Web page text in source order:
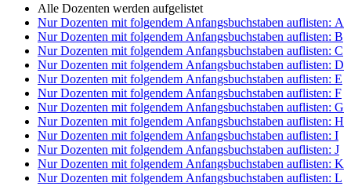
Alle Dozenten werden aufgelistet
Nur Dozenten mit folgendem Anfangsbuchstaben auflisten: A
Nur Dozenten mit folgendem Anfangsbuchstaben auflisten: B
Nur Dozenten mit folgendem Anfangsbuchstaben auflisten: C
Nur Dozenten mit folgendem Anfangsbuchstaben auflisten: D
Nur Dozenten mit folgendem Anfangsbuchstaben auflisten: E
Nur Dozenten mit folgendem Anfangsbuchstaben auflisten: F
Nur Dozenten mit folgendem Anfangsbuchstaben auflisten: G
Nur Dozenten mit folgendem Anfangsbuchstaben auflisten: H
Nur Dozenten mit folgendem Anfangsbuchstaben auflisten: I
Nur Dozenten mit folgendem Anfangsbuchstaben auflisten: J
Nur Dozenten mit folgendem Anfangsbuchstaben auflisten: K
Nur Dozenten mit folgendem Anfangsbuchstaben auflisten: L